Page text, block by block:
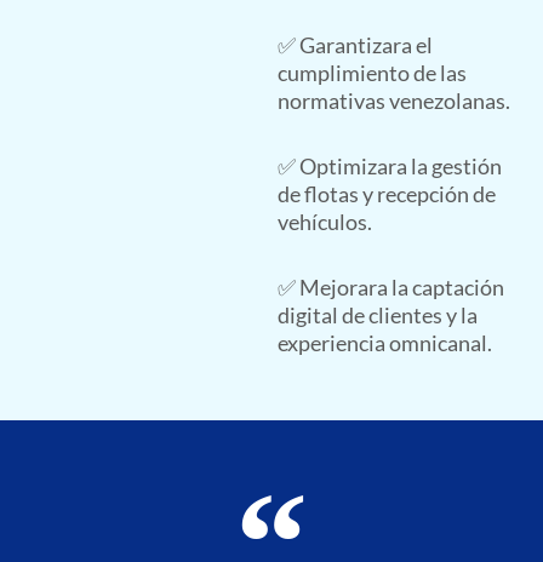
✅ Garantizara el
cumplimiento de las
normativas venezolanas.
✅ Optimizara la gestión
de flotas y recepción de
vehículos.
✅ Mejorara la captación
digital de clientes y la
experiencia omnicanal.